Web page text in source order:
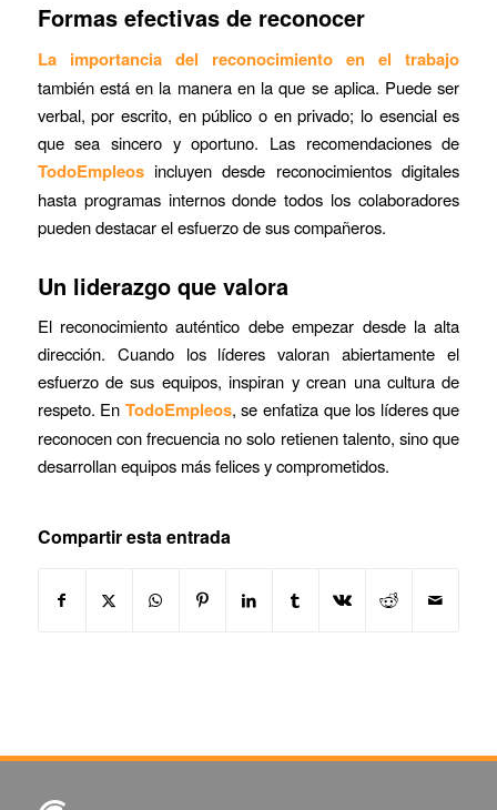
Formas efectivas de reconocer
La importancia del reconocimiento en el trabajo
también está en la manera en la que se aplica. Puede ser
verbal, por escrito, en público o en privado; lo esencial es
que sea sincero y oportuno. Las recomendaciones de
TodoEmpleosincluyen desde reconocimientos digitales
hasta programas internos donde todos los colaboradores
pueden destacar el esfuerzo de sus compañeros.
Un liderazgo que valora
El reconocimiento auténtico debe empezar desde la alta
dirección. Cuando los líderes valoran abiertamente el
esfuerzo de sus equipos, inspiran y crean una cultura de
respeto. En TodoEmpleos, se enfatiza que los líderes que
reconocen con frecuencia no solo retienen talento, sino que
desarrollan equipos más felices y comprometidos.
Compartir esta entrada